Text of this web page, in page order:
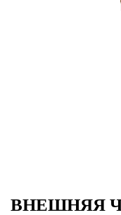
ВНЕШНЯЯ